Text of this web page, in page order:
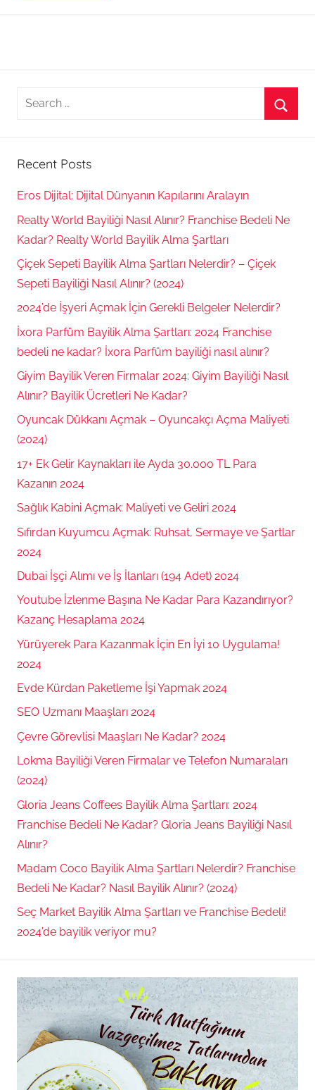
Search
Recent Posts
Eros Dijital: Dijital Dünyanın Kapılarını Aralayın
Realty World Bayiliği Nasıl Alınır? Franchise Bedeli Ne
Kadar? Realty World Bayilik Alma Şartları
Çiçek Sepeti Bayilik Alma Şartları Nelerdir? – Çiçek
Sepeti Bayiliği Nasıl Alınır? (2024)
2024’de İşyeri Açmak İçin Gerekli Belgeler Nelerdir?
İxora Parfüm Bayilik Alma Şartları: 2024 Franchise
bedeli ne kadar? İxora Parfüm bayiliği nasıl alınır?
Giyim Bayilik Veren Firmalar 2024: Giyim Bayiliği Nasıl
Alınır? Bayilik Ücretleri Ne Kadar?
Oyuncak Dükkanı Açmak – Oyuncakçı Açma Maliyeti
(2024)
17+ Ek Gelir Kaynakları ile Ayda 30.000 TL Para
Kazanın 2024
Sağlık Kabini Açmak: Maliyeti ve Geliri 2024
Sıfırdan Kuyumcu Açmak: Ruhsat, Sermaye ve Şartlar
2024
Dubai İşçi Alımı ve İş İlanları (194 Adet) 2024
Youtube İzlenme Başına Ne Kadar Para Kazandırıyor?
Kazanç Hesaplama 2024
Yürüyerek Para Kazanmak İçin En İyi 10 Uygulama!
2024
Evde Kürdan Paketleme İşi Yapmak 2024
SEO Uzmanı Maaşları 2024
Çevre Görevlisi Maaşları Ne Kadar? 2024
Lokma Bayiliği Veren Firmalar ve Telefon Numaraları
(2024)
Gloria Jeans Coffees Bayilik Alma Şartları: 2024
Franchise Bedeli Ne Kadar? Gloria Jeans Bayiliği Nasıl
Alınır?
Madam Coco Bayilik Alma Şartları Nelerdir? Franchise
Bedeli Ne Kadar? Nasıl Bayilik Alınır? (2024)
Seç Market Bayilik Alma Şartları ve Franchise Bedeli!
2024’de bayilik veriyor mu?